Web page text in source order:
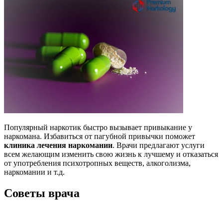
Популярный наркотик быстро вызывает привыкание у
наркомана. Избавиться от пагубной привычки поможет
клиника лечения наркомании. Врачи предлагают услуги
всем желающим изменить свою жизнь к лучшему и отказаться
от употребления психотропных веществ, алкоголизма,
наркомании и т.д.
Советы врача